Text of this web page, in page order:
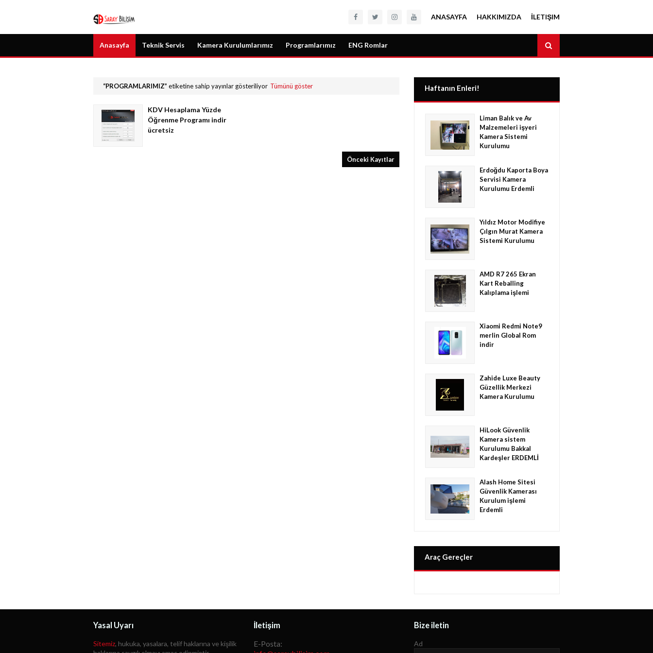
ANASAYFA HAKKIMIZDA İLETIŞIM
Anasayfa Teknik Servis Kamera Kurulumlarımız Programlarımız ENG Romlar
PROGRAMLARIMIZ etiketine sahip yayınlar gösteriliyor Tümünü göster
KDV Hesaplama Yüzde
Öğrenme Programı indir
ücretsiz
Önceki Kayıtlar
Haftanın Enleri!
Liman Balık ve Av
Malzemeleri işyeri
Kamera Sistemi
Kurulumu
Erdoğdu Kaporta Boya
Servisi Kamera
Kurulumu Erdemli
Yıldız Motor Modifiye
Çılgın Murat Kamera
Sistemi Kurulumu
AMD R7 265 Ekran
Kart Reballing
Kalıplama işlemi
Xiaomi Redmi Note9
merlin Global Rom
indir
Zahide Luxe Beauty
Güzellik Merkezi
Kamera Kurulumu
HiLook Güvenlik
Kamera sistem
Kurulumu Bakkal
Kardeşler ERDEMLİ
Alash Home Sitesi
Güvenlik Kamerası
Kurulum işlemi
Erdemli
Araç Gereçler
Yasal Uyarı
Sitemiz, hukuka, yasalara, telif haklarına ve kişilik
İletişim
E-Posta:
Bize iletin
Ad